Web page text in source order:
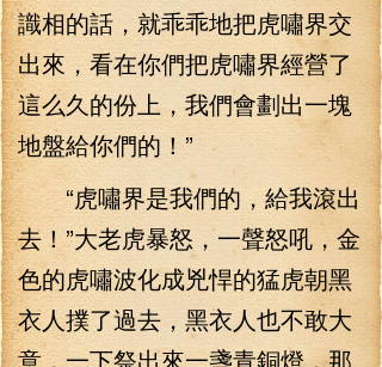
識相的話，就乖乖地把虎嘯界交
出來，看在你們把虎嘯界經營了
這么久的份上，我們會劃出一塊
地盤給你們的！”
“虎嘯界是我們的，給我滾出
去！”大老虎暴怒，一聲怒吼，金
色的虎嘯波化成兇悍的猛虎朝黑
衣人撲了過去，黑衣人也不敢大
意，一下祭出來一盞青銅燈，那